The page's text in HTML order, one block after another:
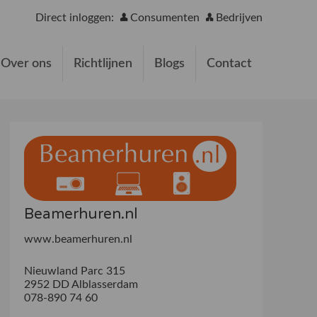
Direct inloggen: Consumenten Bedrijven
Over ons Richtlijnen Blogs Contact
Beamerhuren.nl
www.beamerhuren.nl
Nieuwland Parc 315
2952 DD Alblasserdam
078-890 74 60